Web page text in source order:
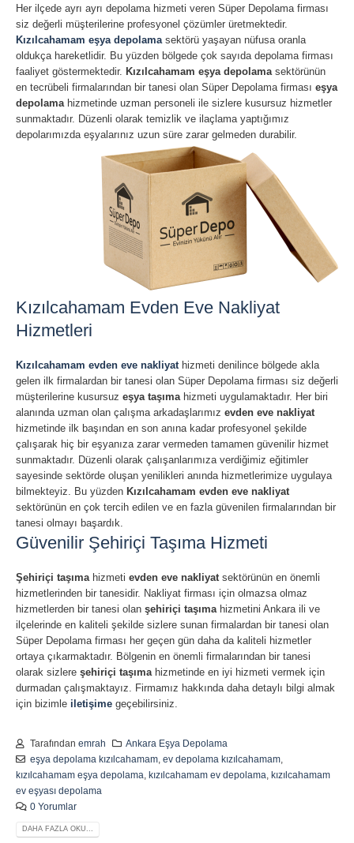
Her ilçede ayrı ayrı depolama hizmeti veren Süper Depolama firması
siz değerli müşterilerine profesyonel çözümler üretmektedir.
Kızılcahamam eşya depolamasektörü yaşayan nüfusa oranla
oldukça hareketlidir. Bu yüzden bölgede çok sayıda depolama firması
faaliyet göstermektedir. Kızılcahamam eşya depolamasektörünün
en tecrübeli firmalarından bir tanesi olan Süper Depolama firması eşya
depolamahizmetinde uzman personeli ile sizlere kusursuz hizmetler
sunmaktadır. Düzenli olarak temizlik ve ilaçlama yaptığımız
depolarımızda eşyalarınız uzun süre zarar gelmeden durabilir.
Kızılcahamam Evden Eve Nakliyat
Hizmetleri
Kızılcahamam evden eve nakliyat hizmeti denilince bölgede akla
gelen ilk firmalardan bir tanesi olan Süper Depolama firması siz değerli
müşterilerine kusursuz eşya taşımahizmeti uygulamaktadır. Her biri
alanında uzman olan çalışma arkadaşlarımız evden eve nakliyat
hizmetinde ilk başından en son anına kadar profesyonel şekilde
çalışarak hiç bir eşyanıza zarar vermeden tamamen güvenilir hizmet
sunmaktadır. Düzenli olarak çalışanlarımıza verdiğimiz eğitimler
sayesinde sektörde oluşan yenilikleri anında hizmetlerimize uygulaya
bilmekteyiz. Bu yüzden Kızılcahamam evden eve nakliyat
sektörünün en çok tercih edilen ve en fazla güvenilen firmalarından bir
tanesi olmayı başardık.
Güvenilir Şehiriçi Taşıma Hizmeti
Şehiriçi taşımahizmeti evden eve nakliyatsektörünün en önemli
hizmetlerinden bir tanesidir. Nakliyat firması için olmazsa olmaz
hizmetlerden bir tanesi olan şehiriçi taşımahizmetini Ankara ili ve
ilçelerinde en kaliteli şekilde sizlere sunan firmalardan bir tanesi olan
Süper Depolama firması her geçen gün daha da kaliteli hizmetler
ortaya çıkarmaktadır. Bölgenin en önemli firmalarından bir tanesi
olarak sizlere şehiriçi taşımahizmetinde en iyi hizmeti vermek için
durmadan çalışmaktayız. Firmamız hakkında daha detaylı bilgi almak
için bizimle iletişime geçebilirsiniz.
Tarafından emrah
Ankara Eşya Depolama
eşya depolama kızılcahamam, ev depolama kızılcahamam,
kızılcahamam eşya depolama
kızılcahamam ev depolama
kızılcahamam
ev eşyası depolama
0 Yorumlar
DAHA FAZLA OKU...